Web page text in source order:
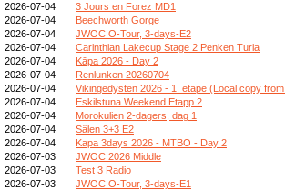
2026-07-04
3 Jours en Forez MD1
2026-07-04
Beechworth Gorge
2026-07-04
JWOC O-Tour, 3-days-E2
2026-07-04
Carinthian Lakecup Stage 2 Penken Turia
2026-07-04
Kāpa 2026 - Day 2
2026-07-04
Renlunken 20260704
2026-07-04
Vikingedysten 2026 - 1. etape (Local copy
2026-07-04
Eskilstuna Weekend Etapp 2
2026-07-04
Morokulien 2-dagers, dag 1
2026-07-04
Sälen 3+3 E2
2026-07-04
Kapa 3days 2026 - MTBO - Day 2
2026-07-03
JWOC 2026 Middle
2026-07-03
Test 3 Radio
2026-07-03
JWOC O-Tour, 3-days-E1